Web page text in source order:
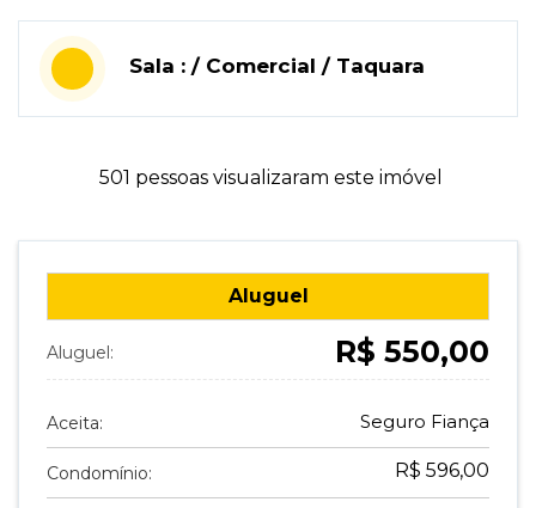
Sala : / Comercial / Taquara
501 pessoas visualizaram este imóvel
Aluguel
Aluguel: R$ 550,00
Aceita: Seguro Fiança
Condomínio: R$ 596,00